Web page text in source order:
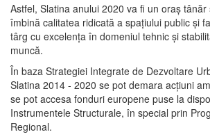
Astfel, Slatina anului 2020 va fi un oraş
îmbină calitatea ridicată a spaţiului public şi
târg cu excelenţa în domeniul tehnic şi
muncă.
În baza Strategiei Integrate de Dezvoltare
Slatina 2014 - 2020 se pot demara acţiuni
se pot accesa fonduri europene puse la
Instrumentele Structurale, în special prin
Regional.